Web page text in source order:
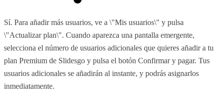
Sí. Para añadir más usuarios, ve a \"Mis usuarios\" y pulsa
\"Actualizar plan\". Cuando aparezca una pantalla emergente,
selecciona el número de usuarios adicionales que quieres añadir a tu
plan Premium de Slidesgo y pulsa el botón Confirmar y pagar. Tus
usuarios adicionales se añadirán al instante, y podrás asignarlos
inmediatamente.